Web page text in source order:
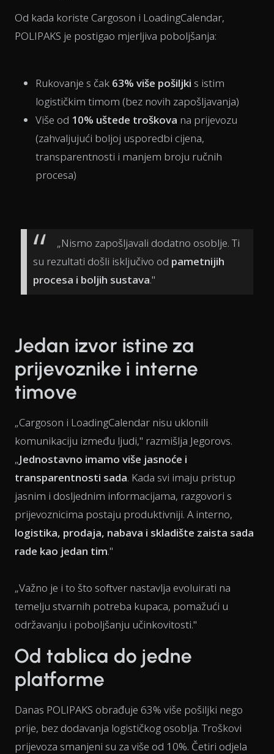
Od kada koriste Cargoson i LoadingCalendar,
POLIPAKS je postigao mjerljiva poboljšanja:
Rukovanje s čak 63% više pošiljki s istim
logističkim timom (bez novih zapošljavanja)
Više od 10% uštede troškova na prijevozu
(zahvaljujući boljoj usporedbi cijena,
transparentnosti i manjem broju ručnih
procesa)
„Nismo zapošljavali dodatno osoblje. Ti
su rezultati došli isključivo od pametnijih
procesa i boljih sustava."
Jedan izvor istine za
prijevoznike i interne
timove
„Cargoson i LoadingCalendar nisu uklonili
komunikaciju između ljudi," razmišlja Jegorovs.
„Jednostavno imamo više jasnoće i
transparentnosti sada. Kada svi imaju pristup
jasnim i dosljednim informacijama, razgovori s
prijevoznicima postaju produktivniji. A interno,
logistika, prodaja, nabava i skladište zaista sada
rade kao jedan tim."
„Važno je i to što softver nastavlja evoluirati na
temelju stvarnih potreba kupaca, pomažući u
održavanju i poboljšanju učinkovitosti."
Od tablica do jedne
platforme
Danas POLIPAKS obrađuje 63% više pošiljki nego
prije, bez dodavanja logističkog osoblja. Troškovi
prijevoza smanjeni su za više od 10%. Četiri odjela